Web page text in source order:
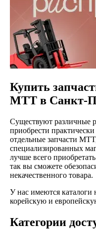
Купить
MTT в Санкт-
Существуют различные
приобрести
отдельные запчасти
специализированных
лучше всего
так вы сможете
некачественного товара.
У нас имеются
корейскую и
Категории